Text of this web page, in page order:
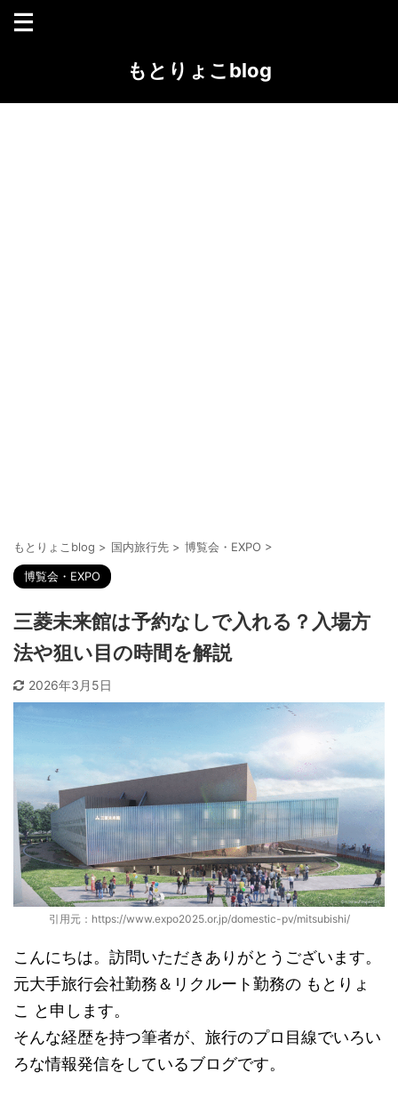
もとりょこblog
もとりょこblog > 国内旅行先 > 博覧会・EXPO >
博覧会・EXPO
三菱未来館は予約なしで入れる？入場方
法や狙い目の時間を解説
2026年3月5日
引用元：https://www.expo2025.or.jp/domestic-pv/mitsubishi/
こんにちは。訪問いただきありがとうございます。
元大手旅行会社勤務＆リクルート勤務の もとりょ
こ と申します。
そんな経歴を持つ筆者が、旅行のプロ目線でいろい
ろな情報発信をしているブログです。